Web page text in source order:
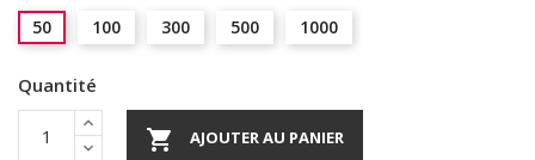
50 100 300 500 1000
Quantité
 AJOUTER AU PANIER